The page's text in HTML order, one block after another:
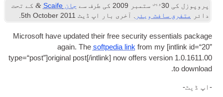
پروپوزل کی30ویں ستمبر 2009 کی طرف سے جان Scaife & کے تحت
دائر
متفرق سافٹ ویئر . آخری بار اپ ڈیٹ 5th October2011
Microsoft have updated their free secur­ity essen­tials pack­age
again. The soft­pe­dia link from my[int­link id=“20”
type=“post”]original post[/intlink] now offers ver­sion1.0.1611.00
to download
.
-اپ ڈیٹ-